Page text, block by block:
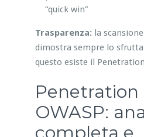
“quick win”
Trasparenza: la
dimostra sempre lo
questo esiste il Penetration
Penetration
OWASP:
completa e